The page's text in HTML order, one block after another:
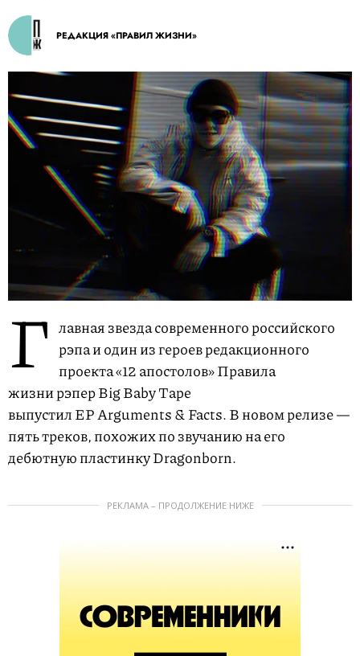
РЕДАКЦИЯ «ПРАВИЛ ЖИЗНИ»
Г лавная звезда современного российского
рэпа и один из героев редакционного
проекта «12 апостолов» Правила
жизни рэпер Big Baby Tape
выпустил EP Arguments & Facts. В новом релизе —
пять треков, похожих по звучанию на его
дебютную пластинку Dragonborn.
РЕКЛАМА – ПРОДОЛЖЕНИЕ НИЖЕ